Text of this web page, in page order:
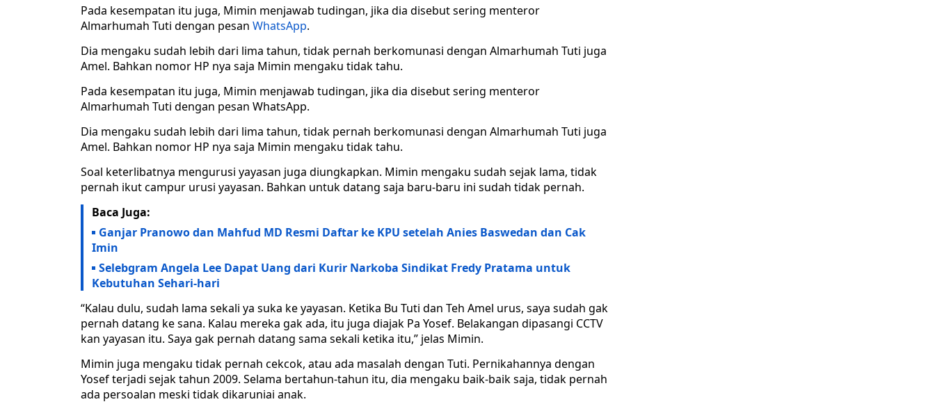
Pada kesempatan itu juga, Mimin menjawab tudingan, jika dia disebut sering menteror
Almarhumah Tuti dengan pesan WhatsApp.
Dia mengaku sudah lebih dari lima tahun, tidak pernah berkomunasi dengan Almarhumah Tuti juga
Amel. Bahkan nomor HP nya saja Mimin mengaku tidak tahu.
Pada kesempatan itu juga, Mimin menjawab tudingan, jika dia disebut sering menteror
Almarhumah Tuti dengan pesan WhatsApp.
Dia mengaku sudah lebih dari lima tahun, tidak pernah berkomunasi dengan Almarhumah Tuti juga
Amel. Bahkan nomor HP nya saja Mimin mengaku tidak tahu.
Soal keterlibatnya mengurusi yayasan juga diungkapkan. Mimin mengaku sudah sejak lama, tidak
pernah ikut campur urusi yayasan. Bahkan untuk datang saja baru-baru ini sudah tidak pernah.
Baca Juga:
Ganjar Pranowo dan Mahfud MD Resmi Daftar ke KPU setelah Anies Baswedan dan Cak
Imin
Selebgram Angela Lee Dapat Uang dari Kurir Narkoba Sindikat Fredy Pratama untuk
Kebutuhan Sehari-hari
“Kalau dulu, sudah lama sekali ya suka ke yayasan. Ketika Bu Tuti dan Teh Amel urus, saya sudah gak
pernah datang ke sana. Kalau mereka gak ada, itu juga diajak Pa Yosef. Belakangan dipasangi CCTV
kan yayasan itu. Saya gak pernah datang sama sekali ketika itu,” jelas Mimin.
Mimin juga mengaku tidak pernah cekcok, atau ada masalah dengan Tuti. Pernikahannya dengan
Yosef terjadi sejak tahun 2009. Selama bertahun-tahun itu, dia mengaku baik-baik saja, tidak pernah
ada persoalan meski tidak dikaruniai anak.